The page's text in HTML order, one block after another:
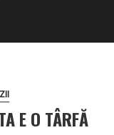
E O TÂRFĂ